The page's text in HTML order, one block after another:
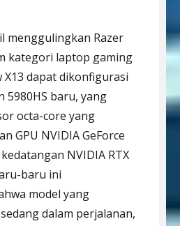
menggulingkan Razer
kategori laptop gaming
X13 dapat dikonfigurasi
5980HS baru, yang
octa-core yang
GPU NVIDIA GeForce
NVIDIA RTX
baru ini
model yang
dalam perjalanan,